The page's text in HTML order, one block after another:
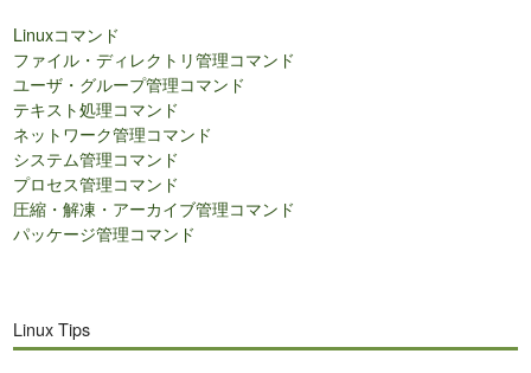
索
Linuxコマンド
ファイル・ディレクトリ管理コマンド
ユーザ・グループ管理コマンド
テキスト処理コマンド
ネットワーク管理コマンド
システム管理コマンド
プロセス管理コマンド
圧縮・解凍・アーカイブ管理コマンド
パッケージ管理コマンド
Linux Tips